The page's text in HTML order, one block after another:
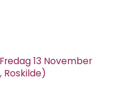
13 November
Roskilde)